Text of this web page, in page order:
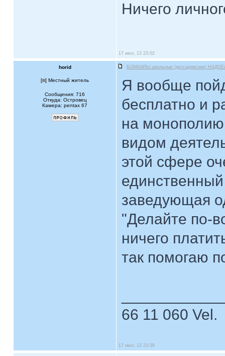
Ничего
17 июл, 13 23:02
horid БОМБИЛЫ школьные (детсадовские)
[ ] Местный житель
Сообщения: 716
Откуда: Островец
Камера: pentax 67
Я вообще
бесплатно и
на
видом
этой сфере
заведующая
"Делайте по-
ничего
так помогаю
66 11 060 Vel.
17 июл, 13 23:39